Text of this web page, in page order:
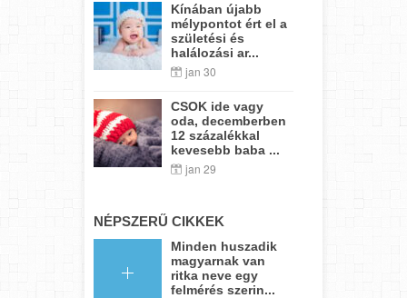
Kínában újabb
mélypontot ért el a
születési és
halálozási ar...
jan 30
CSOK ide vagy
oda, decemberben
12 százalékkal
kevesebb baba ...
jan 29
NÉPSZERŰ CIKKEK
Minden huszadik
magyarnak van
ritka neve egy
felmérés szerin...